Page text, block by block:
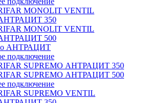
MONOLIT VENTIL
350
MONOLIT VENTIL
500
АНТРАЦИТ
подключение
SUPREMO АНТРАЦИТ 350
SUPREMO АНТРАЦИТ 500
подключение
SUPREMO VENTIL